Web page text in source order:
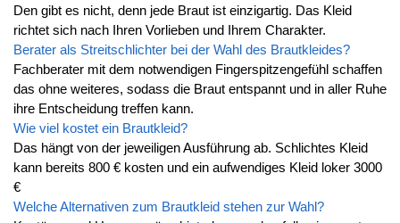
Den gibt es nicht, denn jede Braut ist einzigartig. Das Kleid
richtet sich nach Ihren Vorlieben und Ihrem Charakter.
Berater als Streitschlichter bei der Wahl des Brautkleides?
Fachberater mit dem notwendigen Fingerspitzengefühl schaffen
das ohne weiteres, sodass die Braut entspannt und in aller Ruhe
ihre Entscheidung treffen kann.
Wie viel kostet ein Brautkleid?
Das hängt von der jeweiligen Ausführung ab. Schlichtes Kleid
kann bereits 800 € kosten und ein aufwendiges Kleid loker 3000
€
Welche Alternativen zum Brautkleid stehen zur Wahl?